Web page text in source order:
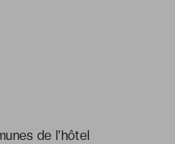
de l'hôtel